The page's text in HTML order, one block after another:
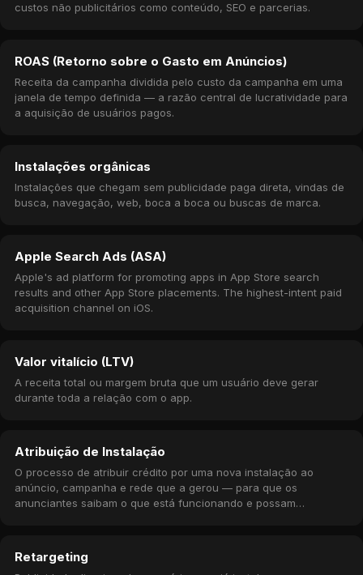
custos não publicitários como conteúdo, SEO e parcerias.
ROAS (Retorno sobre o Gasto em Anúncios)
Receita da campanha dividida pelo custo da campanha em uma
janela de tempo definida — a razão central de lucratividade para
a aquisição de usuários pagos.
Instalações orgânicas
Instalações que chegam sem publicidade paga direta, vindas de
busca, navegação, web, boca a boca ou buscas de marca.
Apple Search Ads (ASA)
Apple's ad platform for promoting apps in App Store search
results and other App Store placements. The highest-intent paid
acquisition channel on iOS.
Valor vitalício (LTV)
A receita total ou margem bruta que um usuário deve gerar
durante toda a relação com o app.
Atribuição de Instalação
O processo de atribuir crédito por uma nova instalação ao
anúncio, campanha e rede que a gerou — para que os
anunciantes saibam o que está funcionando e possam
Retargeting